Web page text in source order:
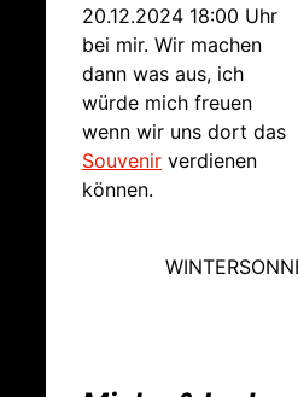
20.12.2024 18:00 Uhr
bei mir. Wir machen
dann was aus, ich
würde mich freuen
wenn wir uns dort das
Souvenir verdienen
können.